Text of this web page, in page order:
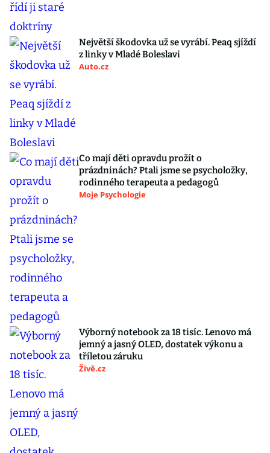
Největší škodovka už se vyrábí. Peaq sjíždí
z linky v Mladé Boleslavi
Auto.cz
Co mají děti opravdu prožít o
prázdninách? Ptali jsme se psycholožky,
rodinného terapeuta a pedagogů
Moje Psychologie
Výborný notebook za 18 tisíc. Lenovo má
jemný a jasný OLED, dostatek výkonu a
tříletou záruku
Živě.cz